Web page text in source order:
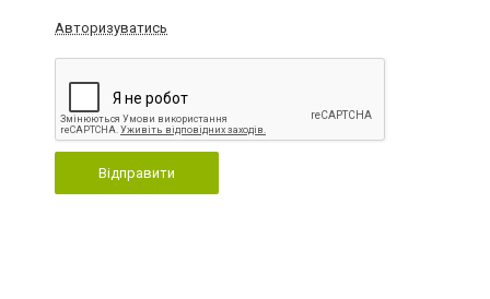
Авторизуватись
Відправити